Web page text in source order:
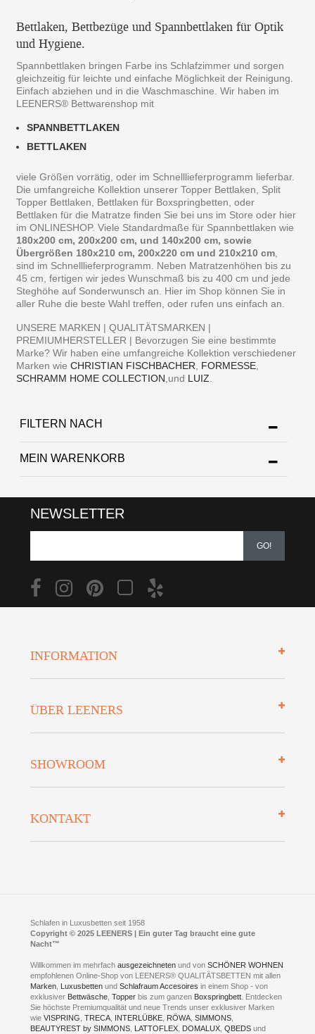
Bettlaken, Bettbezüge und Spannbettlaken für Optik
und Hygiene.
Spannbettlaken bringen Farbe ins Schlafzimmer und sorgen
gleichzeitig für leichte und einfache Möglichkeit der Reinigung.
Einfach abziehen und in die Waschmaschine. Wir haben im
LEENERS® Bettwarenshop mit
SPANNBETTLAKEN
BETTLAKEN
viele Größen vorrätig, oder im Schnelllieferprogramm lieferbar.
Die umfangreiche Kollektion unserer Topper Bettlaken, Split
Topper Bettlaken, Bettlaken für Boxspringbetten, oder
Bettlaken für die Matratze finden Sie bei uns im Store oder hier
im ONLINESHOP. Viele Standardmaße für Spannbettlaken wie
180x200 cm, 200x200 cm, und 140x200 cm, sowie
Übergrößen 180x210 cm, 200x220 cm und 210x210 cm
sind im Schnelllieferprogramm. Neben Matratzenhöhen bis zu
45 cm, fertigen wir jedes Wunschmaß bis zu 400 cm und jede
Steghöhe auf Sonderwunsch an. Hier im Shop können Sie in
aller Ruhe die beste Wahl treffen, oder rufen uns einfach an.
UNSERE MARKEN | QUALITÄTSMARKEN |
PREMIUMHERSTELLER | Bevorzugen Sie eine bestimmte
Marke? Wir haben eine umfangreiche Kollektion verschiedener
Marken wieCHRISTIAN FISCHBACHER FORMESSE
SCHRAMM HOME COLLECTION ,und LUIZ
FILTERN NACH
MEIN WARENKORB
NEWSLETTER
GO!
INFORMATION
Finanzierung
Datenschutz
ÜBER LEENERS
Preisgarantie
Presse
Jobs
SHOWROOM
Fotoalbum
Kontakt
KONTAKT
Neuer Showroom für unsere Onlineartikel.
Kontakt via:WhatsApp
Kontakt via:eMail
mögliche Zeiten für eine Showroom Terminreservierung
MO und DI geschlossen
Schlafen in Luxusbetten seit 1958
Copyright © 2025 LEENERS | Ein guter Tag braucht eine gute
Nacht™
Willkommen im mehrfachausgezeichnetenund vonSCHÖNER WOHNEN
empfohlenen Online-Shop von LEENERS® QUALITÄTSBETTEN mit allen
Marken Luxusbetten undSchlafraum Accesoires in einem Shop - von
exklusiver Bettwäsche ,Topper bis zum ganzen Boxspringbett . Entdecken
Sie höchste Premiumqualität und neue Trends unser exklusiver Marken
wieVISPRING ,TRECA INTERLÜBKE RÖWA ,SIMMONS
BEAUTYREST by SIMMONS LATTOFLEX DOMALUX ,QBEDS und